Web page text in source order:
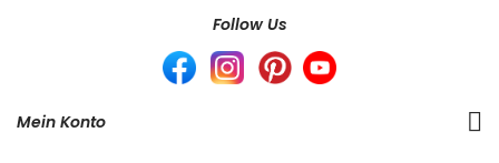
Follow Us
Mein Konto